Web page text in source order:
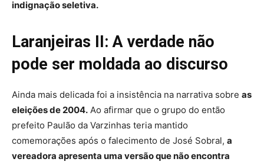
indignação seletiva.
Laranjeiras II: A verdade não
pode ser moldada ao discurso
Ainda mais delicada foi a insistência na narrativa sobre as
eleições de 2004. Ao afirmar que o grupo do então
prefeito Paulão da Varzinhas teria mantido
comemorações após o falecimento de José Sobral, a
vereadora apresenta uma versão que não encontra